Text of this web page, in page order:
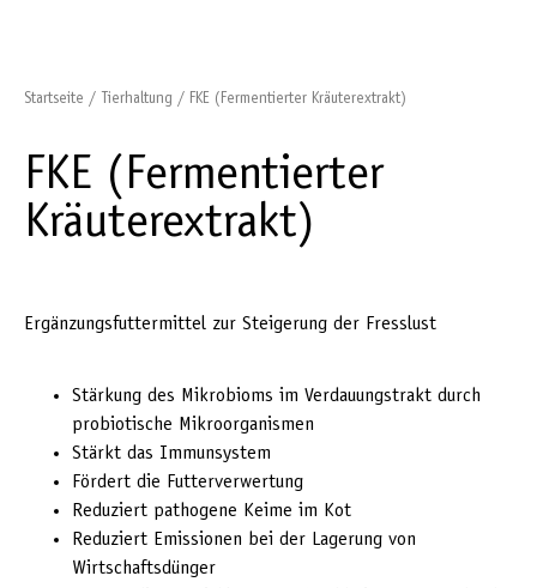
Startseite / Tierhaltung / FKE (Fermentierter Kräuterextrakt)
FKE (Fermentierter
Kräuterextrakt)
Ergänzungsfuttermittel zur Steigerung der Fresslust
Stärkung des Mikrobioms im Verdauungstrakt durch
probiotische Mikroorganismen
Stärkt das Immunsystem
Fördert die Futterverwertung
Reduziert pathogene Keime im Kot
Reduziert Emissionen bei der Lagerung von
Wirtschaftsdünger